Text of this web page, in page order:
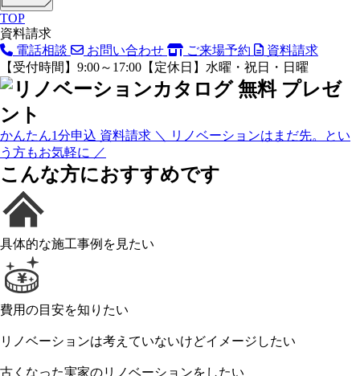
TOP
資料請求
電話相談
お問い合わせ ご来場予約
資料請求
【受付時間】9:00～17:00【定休日】水曜・祝日・日曜
かんたん1分申込 資料請求 ＼ リノベーションはまだ先。とい
う方もお気軽に ／
こんな方におすすめです
具体的な施工事例 を見たい
費用の目安を知りたい
リノベーションは考えていないけどイメージしたい
古くなった実家のリノベーションをしたい